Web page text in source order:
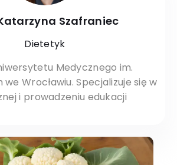
Szafraniec
Dietetyk
Medycznego im.
we Wrocławiu. Specjalizuje się w
i prowadzeniu edukacji